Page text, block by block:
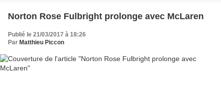
Norton Rose Fulbright prolonge avec McLaren
Publié le 21/03/2017 à 18:26
Par Matthieu Piccon